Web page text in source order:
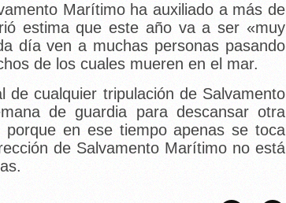
Marítimo ha auxiliado a más de
estima que este año va a ser «muy
día ven a muchas personas pasando
de los cuales mueren en el mar.
de cualquier tripulación de Salvamento
de guardia para descansar otra
en ese tiempo apenas se toca
de Salvamento Marítimo no está